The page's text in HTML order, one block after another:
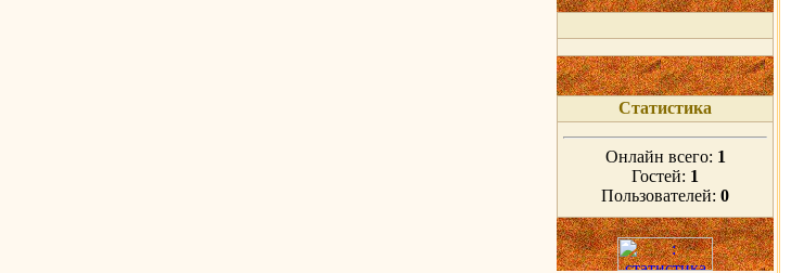
Статистика
Онлайн всего: 1
Гостей: 1
Пользователей: 0